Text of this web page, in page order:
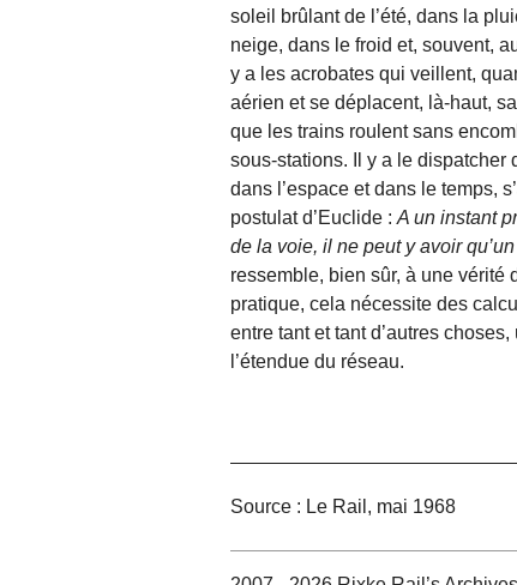
soleil brûlant de l’été, dans la
neige, dans le froid et, souvent,
y a les acrobates qui veillent,
aérien et se déplacent, là-haut,
que les trains roulent sans
sous-stations. Il y a le dispatcher
dans l’espace et dans le temps,
postulat d’Euclide : A un instant
de la voie, il ne peut y avoir
ressemble, bien sûr, à une vérité
pratique, cela nécessite des
entre tant et tant d’autres
l’étendue du réseau.
Source : Le Rail, mai 1968